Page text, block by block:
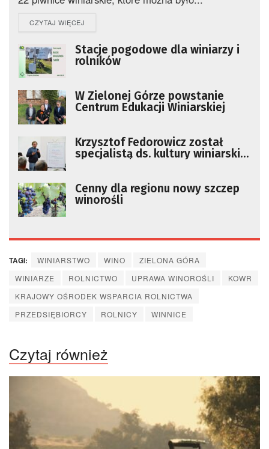
CZYTAJ WIĘCEJ
Stacje pogodowe dla winiarzy i
rolników
W Zielonej Górze powstanie
Centrum Edukacji Winiarskiej
Krzysztof Fedorowicz został
specjalistą ds. kultury winiarskiej
Cenny dla regionu nowy szczep
winorośli
TAGI: WINIARSTWO WINO
ZIELONA GÓRA
WINIARZE
ROLNICTWO UPRAWA WINOROŚLI
KOWR
KRAJOWY OŚRODEK WSPARCIA ROLNICTWA
PRZEDSIĘBIORCY
ROLNICY WINNICE
Czytaj również